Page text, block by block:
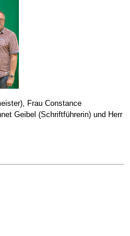
Frau Constance
Geibel (Schriftführerin) und Herr